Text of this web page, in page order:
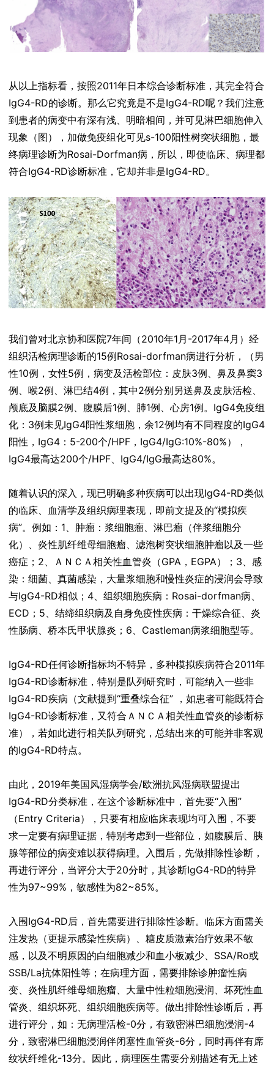
从以上指标看，按照2011年日本综合诊断标准，其完全符合
IgG4-RD的诊断。那么它究竟是不是IgG4-RD呢？我们注意
到患者的病变中有深有浅、明暗相间，并可见淋巴细胞伸入
现象（图），加做免疫组化可见s-100阳性树突状细胞，最
终病理诊断为Rosai-Dorfman病，所以，即使临床、病理都
符合IgG4-RD诊断标准，它却并非是IgG4-RD。
我们曾对北京协和医院7年间（2010年1月-2017年4月）经
组织活检病理诊断的15例Rosai-dorfman病进行分析，（男
性10例，女性5例，病变及活检部位：皮肤3例、鼻及鼻窦3
例、喉2例、淋巴结4例，其中2例分别另送鼻及皮肤活检、
颅底及脑膜2例、腹膜后1例、肺1例、心房1例。IgG4免疫组
化：3例未见IgG4阳性浆细胞，余12例均有不同程度的IgG4
阳性，IgG4：5-200个/HPF，IgG4/IgG:10%-80%），
IgG4最高达200个/HPF、IgG4/IgG最高达80%。
随着认识的深入，现已明确多种疾病可以出现IgG4-RD类似
的临床、血清学及组织病理表现，即前文提及的“模拟疾
病”。例如：1、肿瘤：浆细胞瘤、淋巴瘤（伴浆细胞分
化）、炎性肌纤维母细胞瘤、滤泡树突状细胞肿瘤以及一些
癌症；2、ＡＮＣＡ相关性血管炎（GPA，EGPA）；3、感
染：细菌、真菌感染，大量浆细胞和慢性炎症的浸润会导致
与IgG4-RD相似；4、组织细胞疾病：Rosai-dorfman病、
ECD；5、结缔组织病及自身免疫性疾病：干燥综合征、炎
性肠病、桥本氏甲状腺炎；6、Castleman病浆细胞型等。
IgG4-RD任何诊断指标均不特异，多种模拟疾病符合2011年
IgG4-RD诊断标准，特别是队列研究时，可能纳入一些非
IgG4-RD疾病（文献提到“重叠综合征” ，如患者可能既符合
IgG4-RD诊断标准，又符合ＡＮＣＡ相关性血管炎的诊断标
准），若如此进行相关队列研究，总结出来的可能并非客观
的IgG4-RD特点。
由此，2019年美国风湿病学会/欧洲抗风湿病联盟提出
IgG4-RD分类标准，在这个诊断标准中，首先要“入围”
（Entry Criteria），只要有相应临床表现均可入围，不要
求一定要有病理证据，特别考虑到一些部位，如腹膜后、胰
腺等部位的病变难以获得病理。入围后，先做排除性诊断，
再进行评分，当评分大于20分时，其诊断IgG4-RD的特异
性为97~99%，敏感性为82~85%。
入围IgG4-RD后，首先需要进行排除性诊断。临床方面需关
注发热（更提示感染性疾病）、糖皮质激素治疗效果不敏
感，以及不明原因的白细胞减少和血小板减少、SSA/Ro或
SSB/La抗体阳性等；在病理方面，需要排除诊肿瘤性病
变、炎性肌纤维母细胞瘤、大量中性粒细胞浸润、坏死性血
管炎、组织坏死、组织细胞疾病等。做出排除性诊断后，再
进行评分，如：无病理活检-0分，有致密淋巴细胞浸润-4
分，致密淋巴细胞浸润伴闭塞性血管炎-6分，同时再伴有席
纹状纤维化-13分。因此，病理医生需要分别描述有无上述